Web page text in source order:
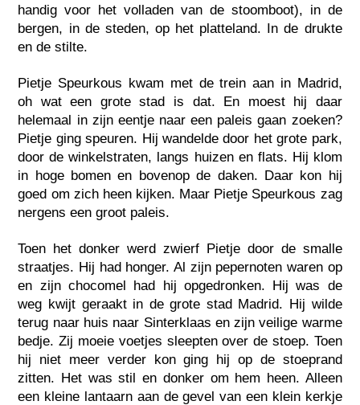
handig voor het volladen van de stoomboot), in de
bergen, in de steden, op het platteland. In de drukte
en de stilte.
Pietje Speurkous kwam met de trein aan in Madrid,
oh wat een grote stad is dat. En moest hij daar
helemaal in zijn eentje naar een paleis gaan zoeken?
Pietje ging speuren. Hij wandelde door het grote park,
door de winkelstraten, langs huizen en flats. Hij klom
in hoge bomen en bovenop de daken. Daar kon hij
goed om zich heen kijken. Maar Pietje Speurkous zag
nergens een groot paleis.
Toen het donker werd zwierf Pietje door de smalle
straatjes. Hij had honger. Al zijn pepernoten waren op
en zijn chocomel had hij opgedronken. Hij was de
weg kwijt geraakt in de grote stad Madrid. Hij wilde
terug naar huis naar Sinterklaas en zijn veilige warme
bedje. Zij moeie voetjes sleepten over de stoep. Toen
hij niet meer verder kon ging hij op de stoeprand
zitten. Het was stil en donker om hem heen. Alleen
een kleine lantaarn aan de gevel van een klein kerkje